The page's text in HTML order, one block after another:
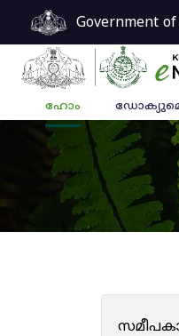
Government
ഹോം